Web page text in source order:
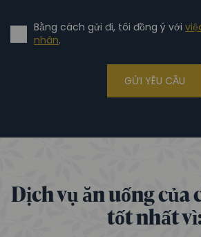
Bằng cách gửi đi, tôi đồng ý với
nhân.
GỬI YÊU CẦU
Dịch vụ ăn uống của
tốt nhất